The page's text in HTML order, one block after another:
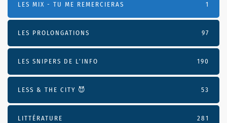
LES MIX - TU ME REMERCIERAS 1
LES PROLONGATIONS 97
LES SNIPERS DE L’INFO 190
LESS & THE CITY 😈 53
LITTÉRATURE 281